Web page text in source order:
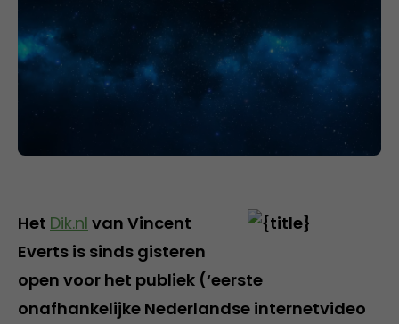
Het Dik.nl van Vincent
Everts is sinds gisteren
open voor het publiek (‘eerste
onafhankelijke Nederlandse internetvideo